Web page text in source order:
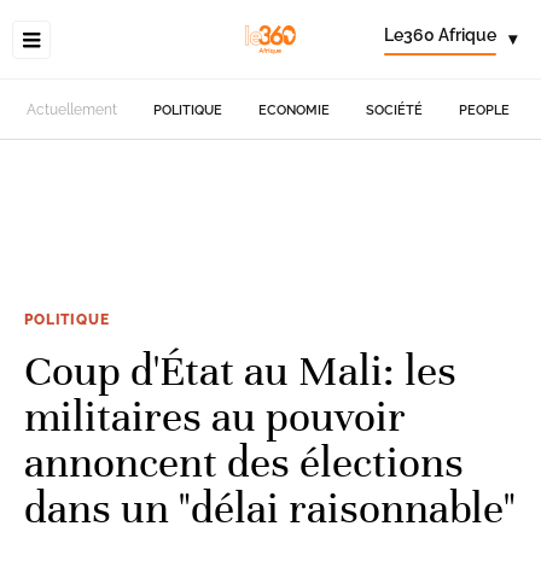
Le360 Afrique ▾
Actuellement POLITIQUE ECONOMIE SOCIÉTÉ PEOPLE
POLITIQUE
Coup d'État au Mali: les
militaires au pouvoir
annoncent des élections
dans un "délai raisonnable"